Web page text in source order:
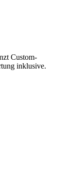
Custom-
inklusive.